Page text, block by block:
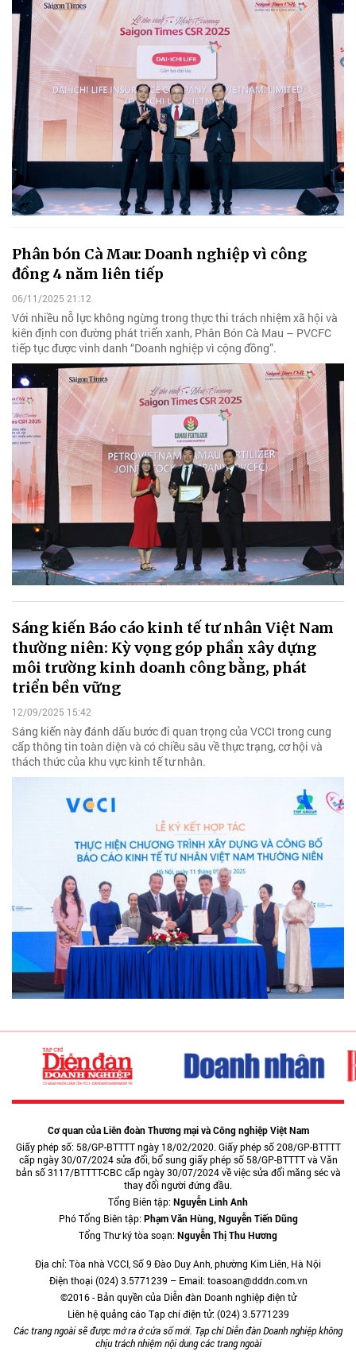
Phân bón Cà Mau: Doanh nghiệp vì công
đồng 4 năm liên tiếp
06/11/2025 21:12
Với nhiều nỗ lực không ngừng trong thực thi trách nhiệm xã hội và
kiên định con đường phát triển xanh, Phân Bón Cà Mau – PVCFC
tiếp tục được vinh danh “Doanh nghiệp vì cộng đồng”.
Sáng kiến Báo cáo kinh tế tư nhân Việt Nam
thường niên: Kỳ vọng góp phần xây dựng
môi trường kinh doanh công bằng, phát
triển bền vững
12/09/2025 15:42
Sáng kiến này đánh dấu bước đi quan trọng của VCCI trong cung
cấp thông tin toàn diện và có chiều sâu về thực trạng, cơ hội và
thách thức của khu vực kinh tế tư nhân.
Cơ quan của Liên đoàn Thương mại và Công nghiệp Việt Nam
Giấy phép số: 58/GP-BTTTT ngày 18/02/2020. Giấy phép số 208/GP-BTTTT
cấp ngày 30/07/2024 sửa đổi, bổ sung giấy phép số 58/GP-BTTTT và Văn
bản số 3117/BTTTT-CBC cấp ngày 30/07/2024 về việc sửa đổi măng séc và
thay đổi người đứng đầu.
Tổng Biên tập:Nguyễn Linh Anh
Phó Tổng Biên tập:Phạm Văn Hùng, Nguyễn Tiến Dũng
Tổng Thư ký tòa soạn:Nguyễn Thị Thu Hương
Địa chỉ: Tòa nhà VCCI, Số 9 Đào Duy Anh, phường Kim Liên, Hà Nội
Điện thoại (024) 3.5771239 – Email: toasoan@dddn.com.vn
©2016 - Bản quyền của Diễn đàn Doanh nghiệp điện tử
Liên hệ quảng cáo Tạp chí điện tử: (024) 3.5771239
Các trang ngoài sẽ được mở ra ở cửa sổ mới. Tạp chí Diễn đàn Doanh nghiệp không
chịu trách nhiệm nội dung các trang ngoài